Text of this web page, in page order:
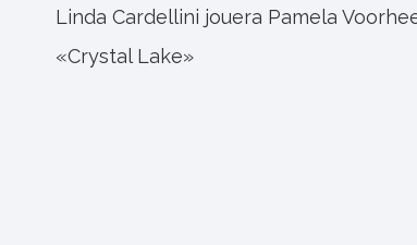
de
l’article
Linda Cardellini jouera Pamela
«Crystal Lake»